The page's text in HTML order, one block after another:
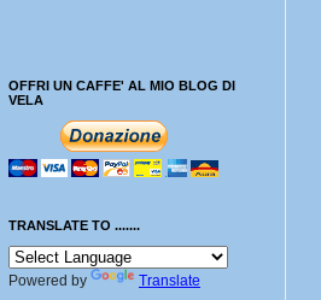
OFFRI UN CAFFE' AL MIO BLOG DI
VELA
TRANSLATE TO .......
Powered by Translate